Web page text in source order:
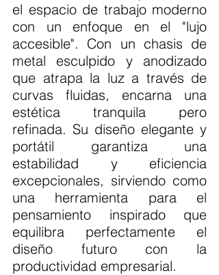
el espacio de trabajo moderno
con un enfoque en el "lujo
accesible". Con un chasis de
metal esculpido y anodizado
que atrapa la luz a través de
curvas fluidas, encarna una
estética tranquila pero
refinada. Su diseño elegante y
portátil garantiza una
estabilidad y eficiencia
excepcionales, sirviendo como
una herramienta para el
pensamiento inspirado que
equilibra perfectamente el
diseño futuro con la
productividad empresarial.